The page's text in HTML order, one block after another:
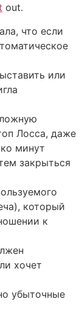
out.
что если
или
Лосса, даже
минут
закрыться
который
к
хочет
убыточные